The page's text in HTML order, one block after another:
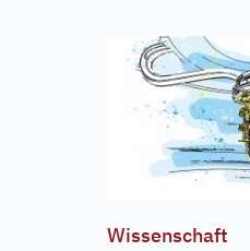
Wissenschaft